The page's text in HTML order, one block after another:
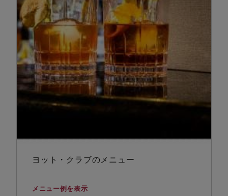
ヨット・クラブのメニュー
メニュー例を表示